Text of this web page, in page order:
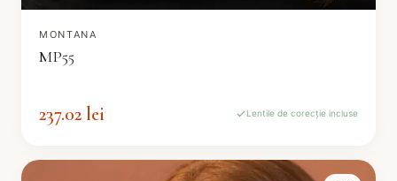
MONTANA
MP55
237.02 lei Lentile de corecție incluse